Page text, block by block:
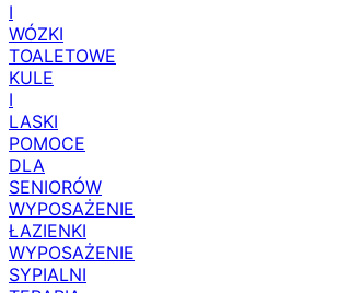
KRZESŁA
I
WÓZKI
TOALETOWE
KULE
I
LASKI
POMOCE
DLA
SENIORÓW
WYPOSAŻENIE
ŁAZIENKI
WYPOSAŻENIE